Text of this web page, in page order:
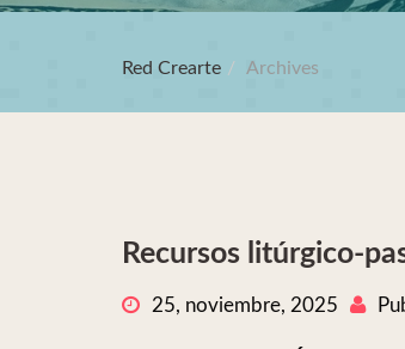
Red Crearte Archives
Recursos litúrgico-
25, noviembre, 2025